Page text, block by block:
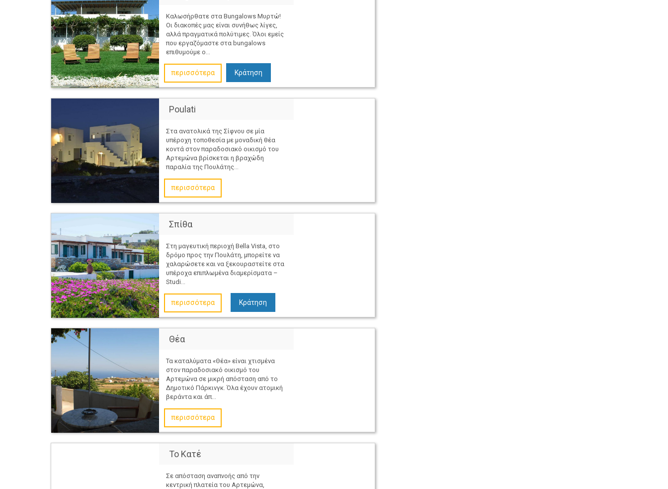
Καλωσήρθατε στα Bungalows Μυρτώ!
Οι διακοπές μας είναι συνήθως λίγες,
αλλά πραγματικά πολύτιμες. Όλοι εμείς
που εργαζόμαστε στα bungalows
επιθυμούμε ο...
περισσότερα Κράτηση
Poulati
Στα ανατολικά της Σίφνου σε μία
υπέροχη τοποθεσία με μοναδική θέα
κοντά στον παραδοσιακό οικισμό του
Αρτεμώνα βρίσκεται η βραχώδη
παραλία της Πουλάτης...
περισσότερα
Σπίθα
Στη μαγευτική περιοχή Bella Vista, στο
δρόμο προς την Πουλάτη, μπορείτε να
χαλαρώσετε και να ξεκουραστείτε στα
υπέροχα επιπλωμένα διαμερίσματα –
Studi...
περισσότερα Κράτηση
Θέα
Τα καταλύματα «Θέα» είναι χτισμένα
στον παραδοσιακό οικισμό του
Αρτεμώνα σε μικρή απόσταση από το
Δημοτικό Πάρκινγκ. Όλα έχουν ατομική
βεράντα και άπ...
περισσότερα
Το Κατέ
Σε απόσταση αναπνοής από την
κεντρική πλατεία του Αρτεμώνα,